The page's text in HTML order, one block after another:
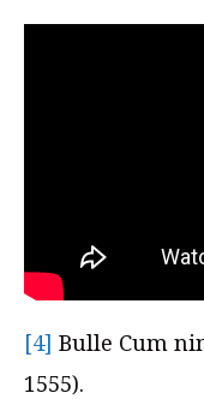
[4] Bulle Cum
1555).